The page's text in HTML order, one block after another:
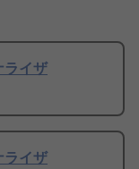
イザ
イザ